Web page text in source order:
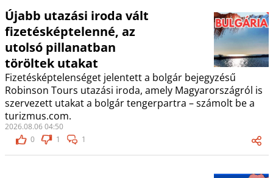
Újabb utazási iroda vált
fizetésképtelenné, az
utolsó pillanatban
töröltek utakat
Fizetésképtelenséget jelentett a bolgár bejegyzésű
Robinson Tours utazási iroda, amely Magyarországról is
szervezett utakat a bolgár tengerpartra – számolt be a
turizmus.com.
2026.08.06 04:50
0
1 1